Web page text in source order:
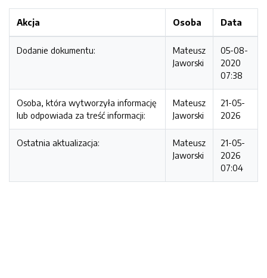
Akcja Osoba Data
Dodanie dokumentu:
Mateusz
Jaworski
05-08-
2020
07:38
Osoba, która wytworzyła informację
lub odpowiada za treść informacji:
Mateusz
Jaworski
21-05-
2026
Ostatnia aktualizacja:
Mateusz
Jaworski
21-05-
2026
07:04